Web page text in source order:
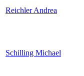
Reichler Andrea
Schilling Michael